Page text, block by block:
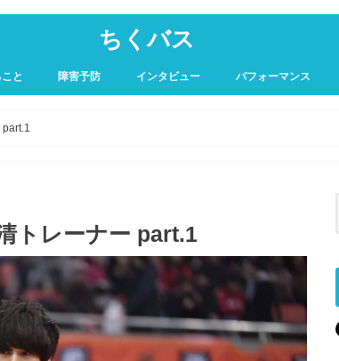
ちくバス
と 障害予防 インタビュー パフォーマンス
トレーナー part.1